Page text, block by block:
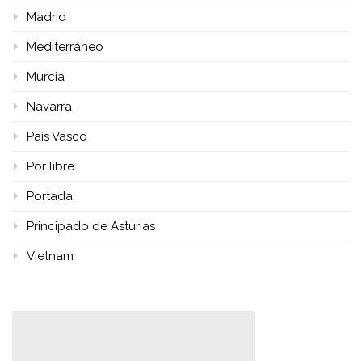
Madrid
Mediterráneo
Murcia
Navarra
País Vasco
Por libre
Portada
Principado de Asturias
Vietnam